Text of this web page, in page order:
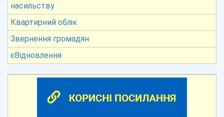
насильству
Квартирний облік
Звернення громадян
єВідновлення